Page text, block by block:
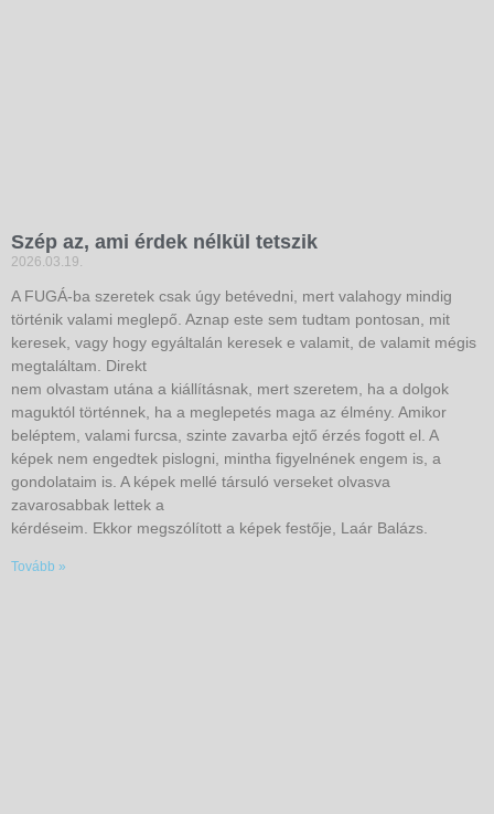
Szép az, ami érdek nélkül tetszik
2026.03.19.
A FUGÁ-ba szeretek csak úgy betévedni, mert valahogy mindig
történik valami meglepő. Aznap este sem tudtam pontosan, mit
keresek, vagy hogy egyáltalán keresek e valamit, de valamit mégis
megtaláltam. Direkt
nem olvastam utána a kiállításnak, mert szeretem, ha a dolgok
maguktól történnek, ha a meglepetés maga az élmény. Amikor
beléptem, valami furcsa, szinte zavarba ejtő érzés fogott el. A
képek nem engedtek pislogni, mintha figyelnének engem is, a
gondolataim is. A képek mellé társuló verseket olvasva
zavarosabbak lettek a
kérdéseim. Ekkor megszólított a képek festője, Laár Balázs.
Tovább »